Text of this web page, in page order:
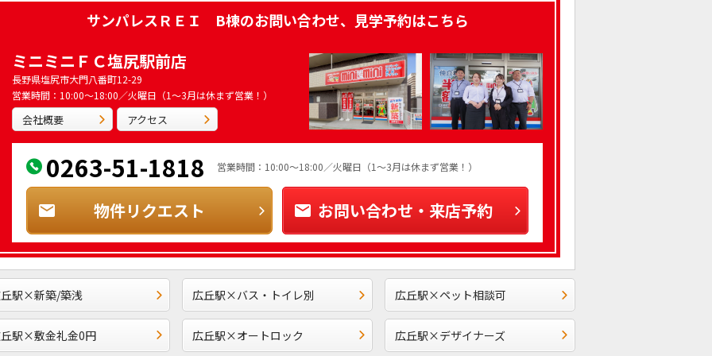
サンパレスＲＥＩ B棟のお問い合わせ、見学予約はこちら
ミニミニＦＣ塩尻駅前店
長野県塩尻市大門八番町12-29
営業時間：10:00～18:00／火曜日（1～3月は休まず営業！）
会社概要 アクセス
0263-51-1818 営業時間：10:00～18:00／火曜日（1～3月は休まず営業！）
物件リクエスト お問い合わせ・来店予約
駅×新築/築浅 広丘駅×バス・トイレ別 広丘駅×ペット相談可
駅×敷金礼金0円 広丘駅×オートロック 広丘駅×デザイナーズ